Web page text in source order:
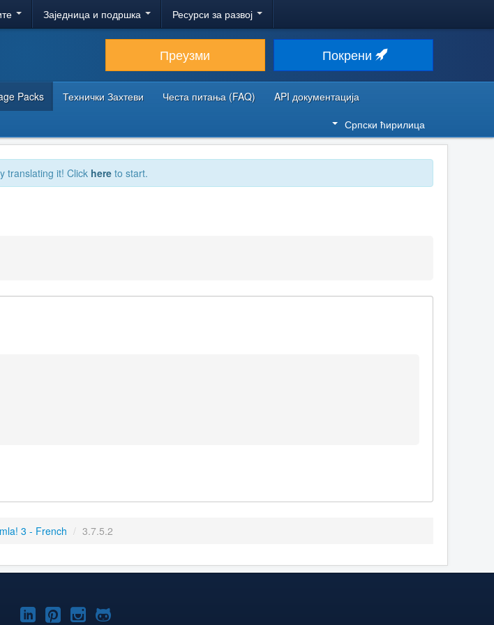
Заједница и подршка Ресурси за развој
Преузми Покрени
Packs Технички Захтеви Честа питања (FAQ)
API документација
Српски ћирилица
translating it! Click here to start.
3 - French / 3.7.5.2
Joomla!
Joomla!Joomla!
Joomla!Joomla!